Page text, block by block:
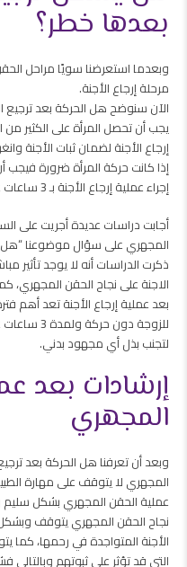
بعدها خطر؟
وبعدما استعرضنا سويًا مراحل
مرحلة إرجاع الأجنة.
الآن سنوضح هل الحركة بعد ترجيع
إرجاع الأجنة لضمان ثبات الأجنة
إذا كانت حركة المرأة ضرورة
إجراء عملية إرجاع الأجنة بـ 3 ساعات على الأقل.
أجابت دراسات عديدة أجريت على
المجهري على سؤال موضوعنا “هل
ذكرت الدراسات أنه لا يوجد تأثير
الاجنة على نجاح الحقن المجهري،
بعد عملية إرجاع الأجنة تعد أهم
للزوجة
لتجنب بذل أي مجهود بدني.
إرشادات بعد
المجهري
وبعد أن تعرفنا هل الحركة بعد
المجهري لا يتوقف على مهارة
عملية الحقن المجهري بشكل سليم
نجاح الحقن المجهري يتوقف
الأجنة المتواجدة في رحمها، كما
التي قد تؤثر على ثبوتهم وبالتالي